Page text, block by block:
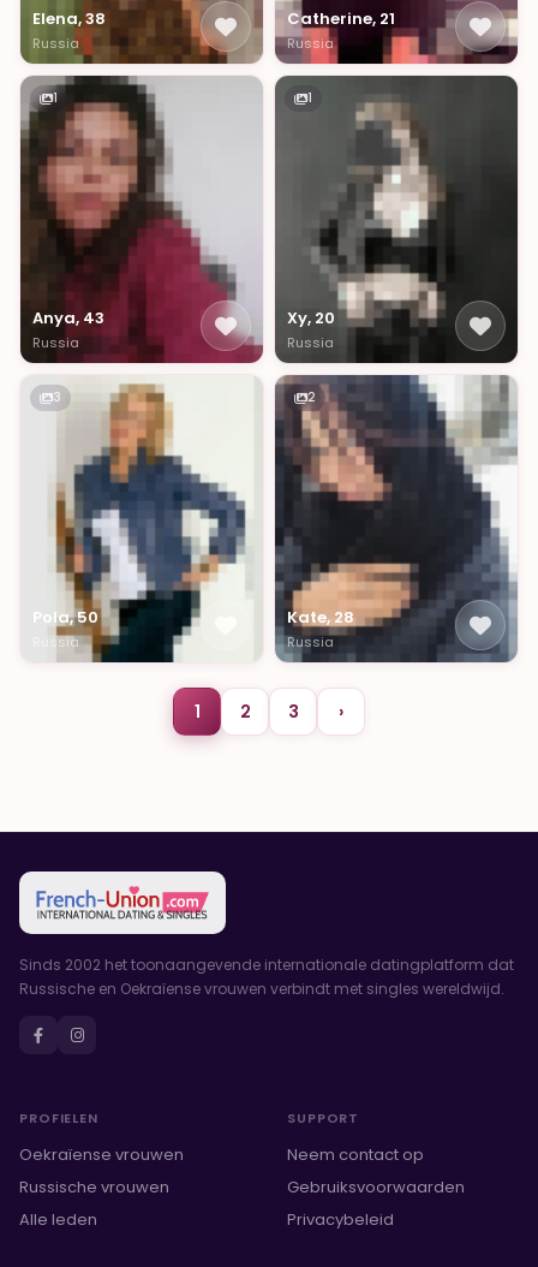
Elena, 38
Russia
Catherine, 21
Russia
1
Anya, 43
Russia
1
Xy, 20
Russia
3
Pola, 50
Russia
2
Kate, 28
Russia
1 2 3 ›
Sinds 2002 het toonaangevende internationale datingplatform dat
Russische en Oekraïense vrouwen verbindt met singles wereldwijd.
PROFIELEN
Oekraïense vrouwen
Russische vrouwen
Alle leden
SUPPORT
Neem contact op
Gebruiksvoorwaarden
Privacybeleid